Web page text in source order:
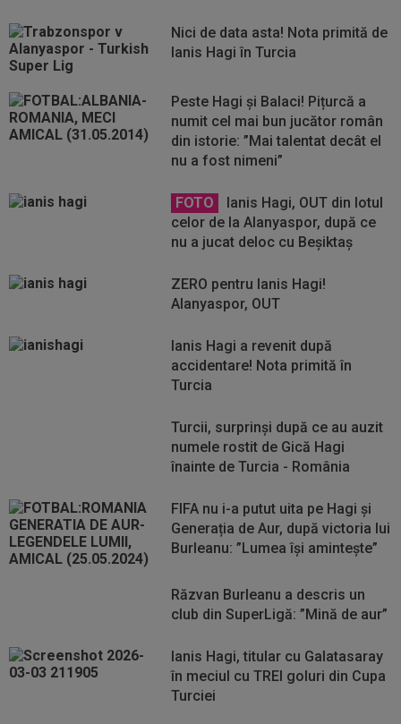
Nici de data asta! Nota primită de
Ianis Hagi în Turcia
Peste Hagi și Balaci! Pițurcă a
numit cel mai bun jucător român
din istorie: ”Mai talentat decât el
nu a fost nimeni”
FOTO
Ianis Hagi, OUT din lotul
celor de la Alanyaspor, după ce
nu a jucat deloc cu Beșiktaș
ZERO pentru Ianis Hagi!
Alanyaspor, OUT
Ianis Hagi a revenit după
accidentare! Nota primită în
Turcia
Turcii, surprinși după ce au auzit
numele rostit de Gică Hagi
înainte de Turcia - România
FIFA nu i-a putut uita pe Hagi și
Generația de Aur, după victoria lui
Burleanu: ”Lumea își amintește”
Răzvan Burleanu a descris un
club din SuperLigă: ”Mină de aur”
Ianis Hagi, titular cu Galatasaray
în meciul cu TREI goluri din Cupa
Turciei